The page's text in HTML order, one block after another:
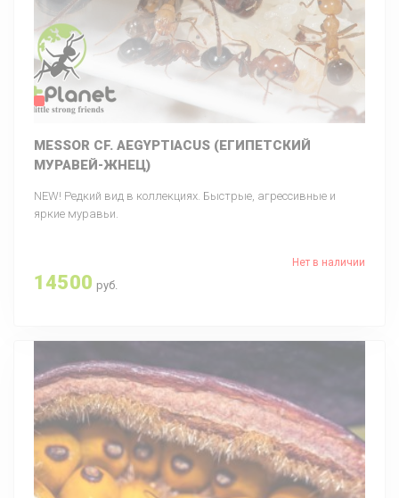
MESSOR CF. AEGYPTIACUS (ЕГИПЕТСКИЙ
МУРАВЕЙ-ЖНЕЦ)
NEW! Редкий вид в коллекциях. Быстрые, агрессивные и
яркие муравьи.
14500 руб.
Нет в наличии